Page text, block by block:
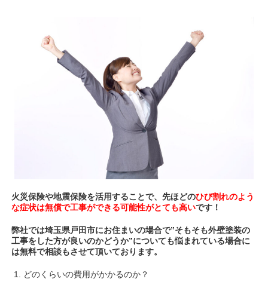
火災保険や地震保険を活用することで、先ほどのひび割れのよう
な症状は無償で工事ができる可能性がとても高いです！
弊社では埼玉県戸田市にお住まいの場合で”そもそも外壁塗装の
工事をした方が良いのかどうか”についても悩まれている場合に
は無料で相談もさせて頂いております。
どのくらいの費用がかかるのか？